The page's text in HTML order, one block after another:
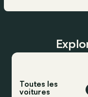
Toutes les
voitures